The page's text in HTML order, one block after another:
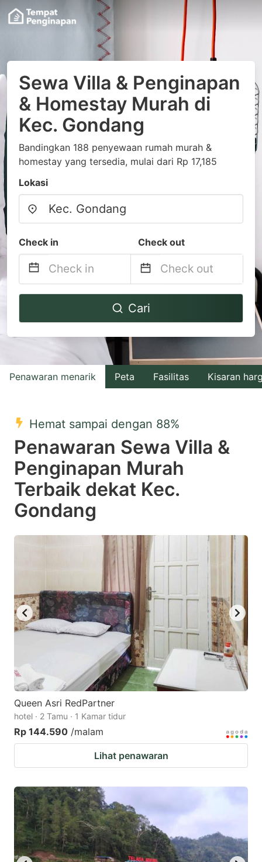
Sewa Villa & Penginapan
& Homestay Murah di
Kec. Gondang
Bandingkan 188 penyewaan rumah murah &
homestay yang tersedia, mulai dari Rp 17,185
Lokasi
Check in Check out
Navigate
to
interact
with
the
select
a
date.
Press
the
question
mark
get
the
keyboard
shortcuts
changing
dates.
Navigate
to
interact
with
the
select
a
date.
Press
mark
get
keyboard
shortcuts
for
changing
dates.
Cari
Penawaran menarik Peta Fasilitas Kisaran
Hemat sampai dengan 88%
Penawaran Sewa Villa &
Penginapan Murah
Terbaik dekat Kec.
Gondang
Queen Asri RedPartner
hotel · 2 Tamu · 1 Kamar tidur
Rp 144.590 /malam
Lihat penawaran